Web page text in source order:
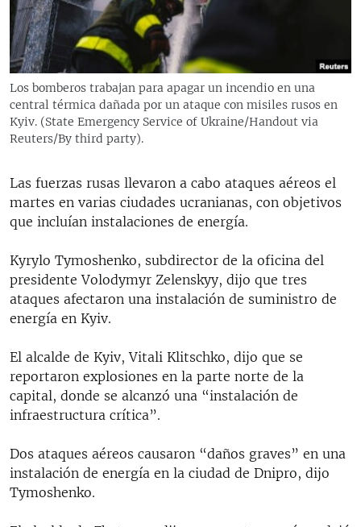
RADIO MARTÍ
ESPECIALES
ESPECIALES
LA REALIDAD DE LA VIVIENDA EN CUBA
SER VIEJO EN CUBA
LOS SANTOS DE HIALEAH
DESINFORMACIÓN RUSA EN AMÉRICA LATINA
MULTIMEDIA
EDITORIALES
SÍGUENOS
Los bomberos trabajan para apagar un incendio en una
central térmica dañada por un ataque con misiles rusos en
Kyiv. (State Emergency Service of Ukraine/Handout via
Reuters/By third party).
Las fuerzas rusas llevaron a cabo ataques aéreos el
martes en varias ciudades ucranianas, con objetivos
que incluían instalaciones de energía.
Kyrylo Tymoshenko, subdirector de la oficina del
presidente Volodymyr Zelenskyy, dijo que tres
ataques afectaron una instalación de suministro de
energía en Kyiv.
El alcalde de Kyiv, Vitali Klitschko, dijo que se
reportaron explosiones en la parte norte de la
capital, donde se alcanzó una “instalación de
infraestructura crítica”.
Dos ataques aéreos causaron “daños graves” en una
instalación de energía en la ciudad de Dnipro, dijo
Tymoshenko.